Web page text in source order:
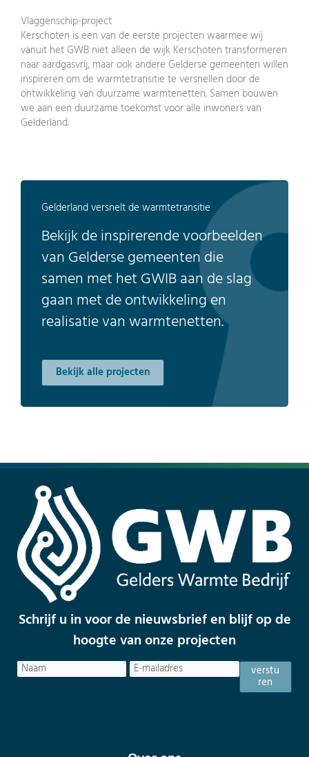
Vlaggenschip-project
Kerschoten is een van de eerste projecten waarmee wij
vanuit het GWB niet alleen de wijk Kerschoten transformeren
naar aardgasvrij, maar ook andere Gelderse gemeenten willen
inspireren om de warmtetransitie te versnellen door de
ontwikkeling van duurzame warmtenetten. Samen bouwen
we aan een duurzame toekomst voor alle inwoners van
Gelderland.
Gelderland versnelt de warmtetransitie
Bekijk de inspirerende voorbeelden
van Gelderse gemeenten die
samen met het GWIB aan de slag
gaan met de ontwikkeling en
realisatie van warmtenetten.
Bekijk alle projecten
Schrijf u in voor de nieuwsbrief en blijf op de
hoogte van onze projecten
Naam
(Vereist)
verstu
ren